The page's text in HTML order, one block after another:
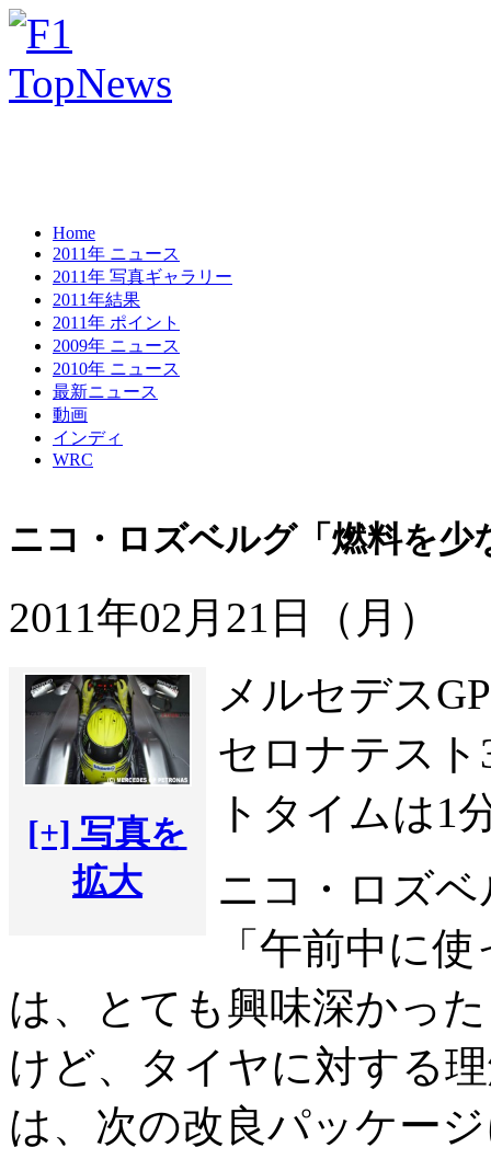
Home
2011年 ニュース
2011年 写真ギャラリー
2011年結果
2011年 ポイント
2009年 ニュース
2010年 ニュース
最新ニュース
動画
インディ
WRC
ニコ・ロズベルグ「燃料を
2011年02月21日（月）
[+] 写真を
拡大
メルセデス
セロナテス
トタイムは1
ニコ・ロズベ
「午前中に
は、とても興味深かっ
けど、タイヤに対する
は、次の改良パッケー